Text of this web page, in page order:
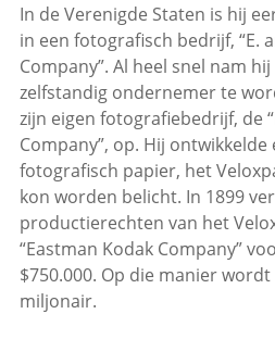
In de Verenigde Staten is hij
in een fotografisch bedrijf, “E.
Company”. Al heel snel nam
zelfstandig ondernemer te
zijn eigen fotografiebedrijf, de
Company”, op. Hij
fotografisch papier, het
kon worden belicht. In 1899
productierechten van het
“Eastman Kodak Company”
$750.000. Op die manier
miljonair.